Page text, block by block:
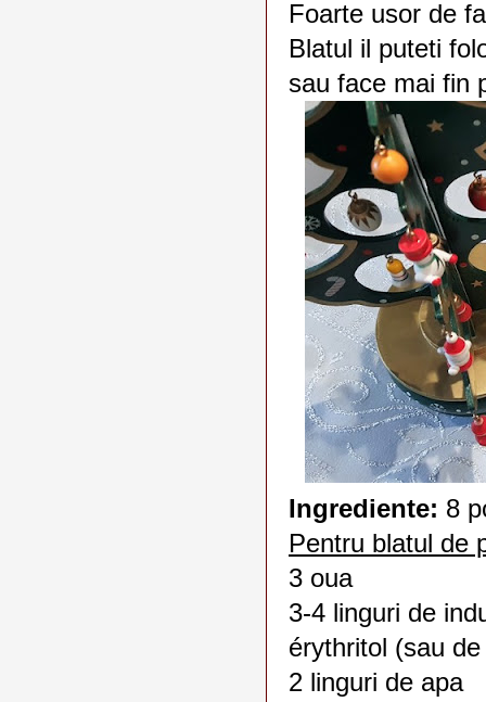
Foarte usor de
Blatul il puteti
sau face mai fin
Ingrediente: 8
Pentru blatul de
3 oua
3-4 linguri de
érythritol (sau
2 linguri de apa